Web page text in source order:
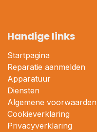
Handige links
Startpagina
Reparatie aanmelden
Apparatuur
Diensten
Algemene voorwaarden
Cookieverklaring
Privacyverklaring